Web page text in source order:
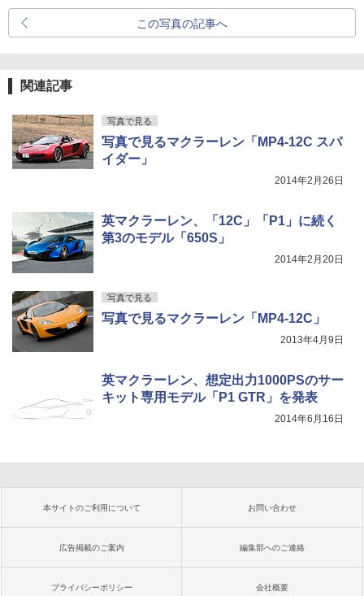
この写真の記事へ
関連記事
写真で見る
写真で見るマクラーレン「MP4-12C スパ
イダー」
2014年2月26日
英マクラーレン、「12C」「P1」に続く
第3のモデル「650S」
2014年2月20日
写真で見る
写真で見るマクラーレン「MP4-12C」
2013年4月9日
英マクラーレン、想定出力1000PSのサー
キット専用モデル「P1 GTR」を発表
2014年6月16日
本サイトのご利用について お問い合わせ
広告掲載のご案内 編集部へのご連絡
プライバシーポリシー 会社概要